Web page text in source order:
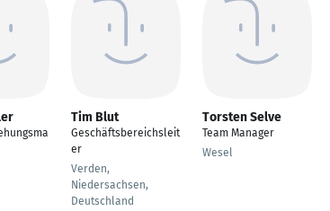
Tim Blut
Geschäftsbereichsleit
er
Verden,
Niedersachsen,
Deutschland
Torsten Selve
Team Manager
Wesel